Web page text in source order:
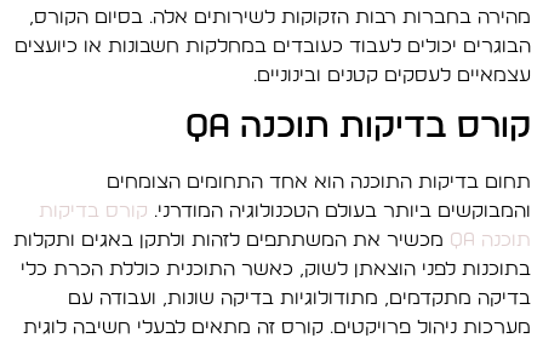
מהירה בחברות רבות הזקוקות לשירותים אלה. בסיום הקורס,
הבוגרים יכולים לעבוד כעובדים במחלקות חשבונות או כיועצים
עצמאיים לעסקים קטנים ובינוניים.
קורס בדיקות תוכנה QA
תחום בדיקות התוכנה הוא אחד התחומים הצומחים
והמבוקשים ביותר בעולם הטכנולוגיה המודרני. קורס בדיקות
תוכנה QA
מכשיר את המשתתפים לזהות ולתקן באגים ותקלות
בתוכנות לפני הוצאתן לשוק, כאשר התוכנית כוללת הכרת כלי
בדיקה מתקדמים, מתודולוגיות בדיקה שונות, ועבודה עם
מערכות ניהול פרויקטים. קורס זה מתאים לבעלי חשיבה לוגית